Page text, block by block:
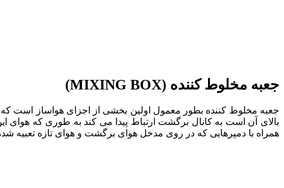
جعبه مخلوط کننده (MIXING BOX)
جعبه مخلوط کننده بطور معمول اولین بخشی از اجزای هواساز است که
بالای آن است به کانال برگشت ارتباط پیدا می کند به طوری که
همراه با دمپرهایی که در روی مدخل هوای برگشت و هوای تازه تعبیه